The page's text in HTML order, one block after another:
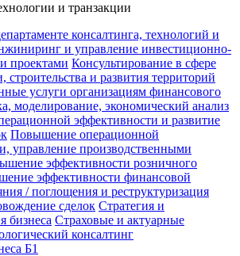
и транзакции
консалтинга, технологий и
и управление инвестиционно-
проектами Консультирование в сфере
и развития территорий
услуги организациям финансового
моделирование, экономический анализ
эффективности и развитие
Повышение операционной
управление производственными
эффективности розничного
эффективности финансовой
/ поглощения и реструктуризация
сделок Стратегия и
бизнеса Страховые и актуарные
консалтинг
Б1